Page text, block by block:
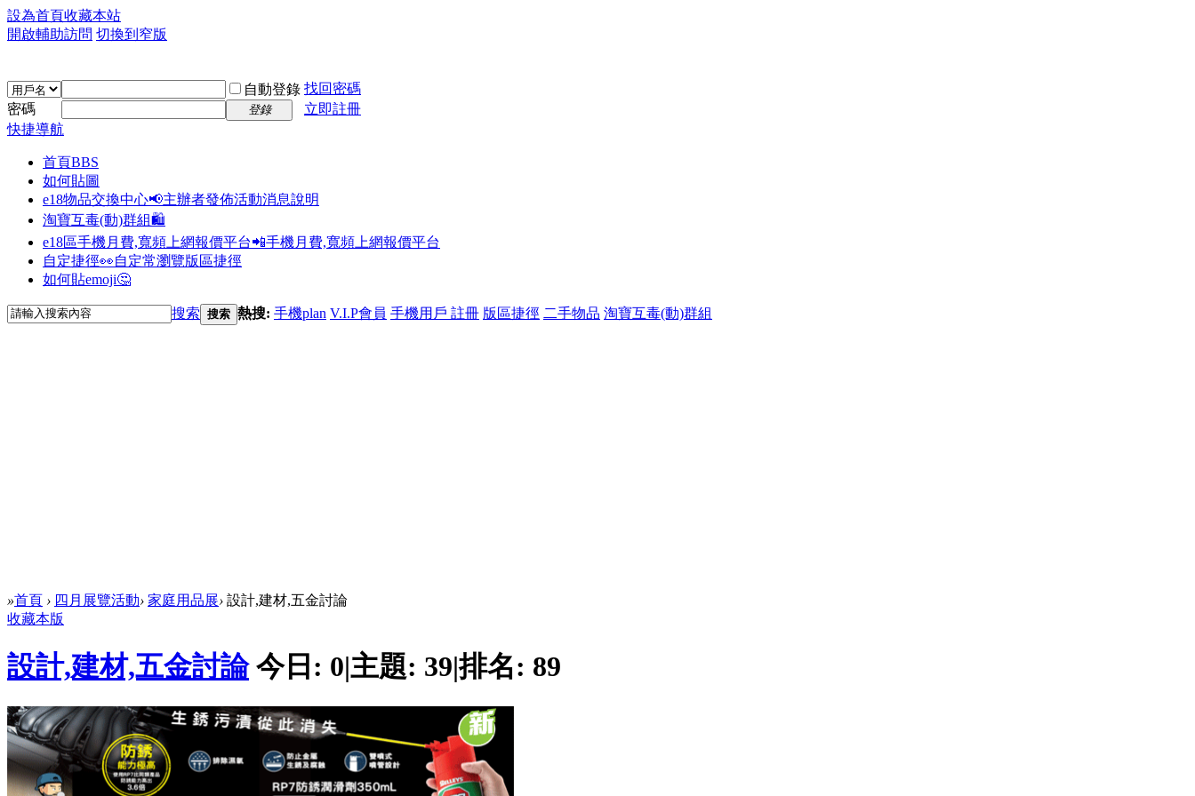
設為首頁收藏本站
開啟輔助訪問 切換到窄版
自動登錄 找回密碼
密碼
登錄
立即註冊
快捷導航
首頁BBS
如何貼圖
e18物品交換中心📢主辦者發佈活動消息說明
淘寶互毒(動)群組🛍️
e18區手機月費,寬頻上網報價平台📲手機月費,寬頻上網報價平台
自定捷徑👀自定常瀏覽版區捷徑
如何貼emoji🤔
搜索 搜索 熱搜: 手機plan V.I.P會員 手機用戶 註冊 版區捷徑 二手物品 淘寶互毒(動)群組
»首頁 › 四月展覽活動› 家庭用品展› 設計,建材,五金討論
收藏本版
設計,建材,五金討論 今日: 0|主題: 39|排名: 89